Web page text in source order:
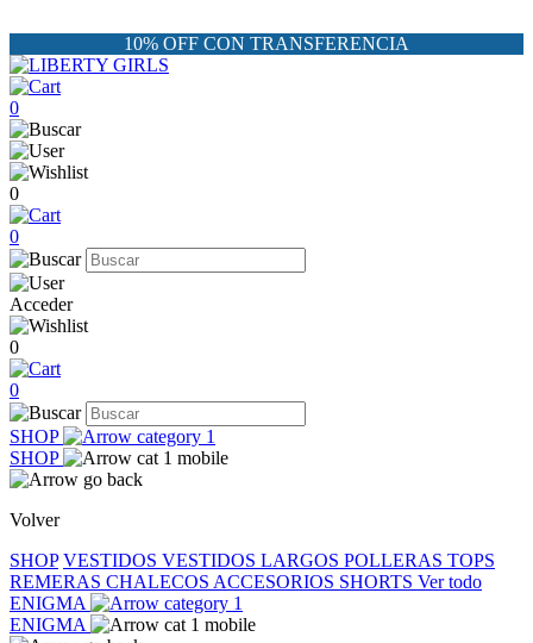
10% OFF CON TRANSFERENCIA
0
0
0
Acceder
0
0
SHOP
SHOP
Volver
SHOP VESTIDOS VESTIDOS LARGOS POLLERAS TOPS
REMERAS CHALECOS ACCESORIOS SHORTS Ver todo
ENIGMA
ENIGMA